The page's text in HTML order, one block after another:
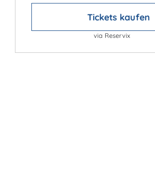
Tickets kaufen
via Reservix